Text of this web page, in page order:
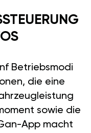
Betriebsmodi
die eine
sowie die
App macht